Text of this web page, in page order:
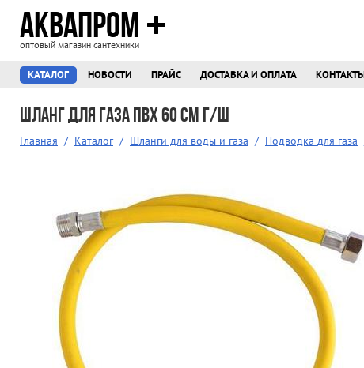
АКВАПРОМ
оптовый магазин сантехники
КАТАЛОГ НОВОСТИ ПРАЙС ДОСТАВКА И ОПЛАТА
Шланг для газа ПВХ 60 см г/ш
Главная / Каталог / Шланги для воды и газа / Подводка для газа